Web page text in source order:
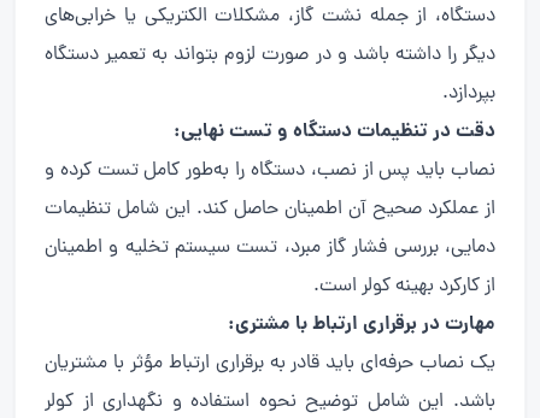
دستگاه، از جمله نشت گاز، مشکلات الکتریکی یا خرابی‌های
دیگر را داشته باشد و در صورت لزوم بتواند به تعمیر دستگاه
بپردازد.
دقت در تنظیمات دستگاه و تست نهایی:
نصاب باید پس از نصب، دستگاه را به‌طور کامل تست کرده و
از عملکرد صحیح آن اطمینان حاصل کند. این شامل تنظیمات
دمایی، بررسی فشار گاز مبرد، تست سیستم تخلیه و اطمینان
از کارکرد بهینه کولر است.
مهارت در برقراری ارتباط با مشتری:
یک نصاب حرفه‌ای باید قادر به برقراری ارتباط مؤثر با مشتریان
باشد. این شامل توضیح نحوه استفاده و نگهداری از کولر